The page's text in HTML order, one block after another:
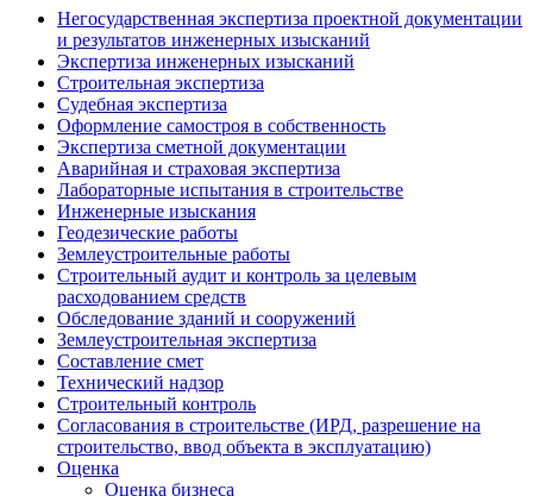
Негосударственная экспертиза проектной документации
и результатов инженерных изысканий
Экспертиза инженерных изысканий
Строительная экспертиза
Судебная экспертиза
Оформление самостроя в собственность
Экспертиза сметной документации
Аварийная и страховая экспертиза
Лабораторные испытания в строительстве
Инженерные изыскания
Геодезические работы
Землеустроительные работы
Строительный аудит и контроль за целевым
расходованием средств
Обследование зданий и сооружений
Землеустроительная экспертиза
Составление смет
Технический надзор
Строительный контроль
Согласования в строительстве (ИРД, разрешение на
строительство, ввод объекта в эксплуатацию)
Оценка
Оценка бизнеса